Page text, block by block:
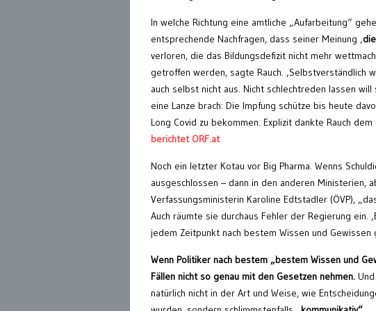
In welche Richtung eine amtliche „Aufarbeitung“
entsprechende Nachfragen, dass seiner Meinung ‚
verloren, die das Bildungsdefizit nicht mehr
getroffen werden, sagte Rauch. ‚Selbstverständlich
auch selbst nicht aus. Nicht schlechtreden lassen
eine Lanze brach: Die Impfung schütze bis heute
Long Covid zu bekommen. Explizit dankte Rauch
berichtet ORF.at
Noch ein letzter Kotau vor Big Pharma. Wenns
ausgeschlossen – dann in den anderen Ministerien,
Verfassungsministerin Karoline Edtstadler (ÖVP),
Auch räumte sie durchaus Fehler der Regierung ein.
jedem Zeitpunkt nach bestem Wissen und Gewissen
Wenn Politiker nach bestem „bestem Wissen und
Fällen nicht so genau mit den Gesetzen nehmen.
natürlich nicht in der Art und Weise, wie